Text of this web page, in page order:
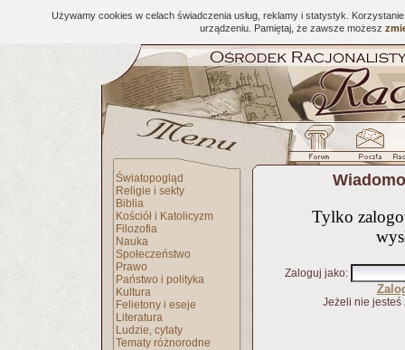
Używamy cookies w celach świadczenia usług, reklamy i statystyk.
urządzeniu. Pamiętaj, że zawsze możesz
Światopogląd
Religie i sekty
Biblia
Kościół i Katolicyzm
Filozofia
Nauka
Społeczeństwo
Prawo
Państwo i polityka
Kultura
Felietony i eseje
Literatura
Ludzie, cytaty
Tematy różnorodne
Tylko
Zaloguj jako:
Jeżeli nie